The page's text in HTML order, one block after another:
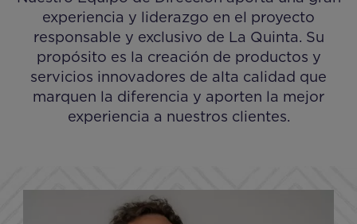
experiencia y liderazgo en el proyecto
responsable y exclusivo de La Quinta. Su
propósito es la creación de productos y
servicios innovadores de alta calidad que
marquen la diferencia y aporten la mejor
experiencia a nuestros clientes.